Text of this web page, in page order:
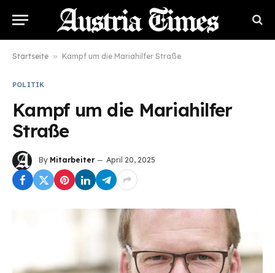
Startseite » Kampf um die Mariahilfer Straße
POLITIK
Kampf um die Mariahilfer
Straße
By Mitarbeiter April 20, 2025